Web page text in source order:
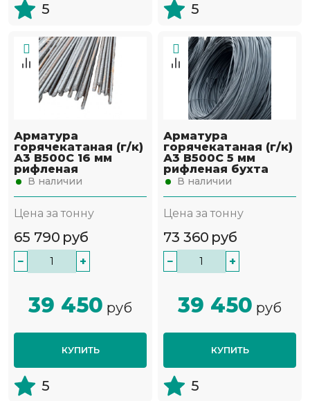
5 5
Арматура
горячекатаная (г/к)
А3 В500С 16 мм
рифленая
В наличии
Цена за тонну
65 790 руб
− +
39 450 руб
КУПИТЬ
5
Арматура
горячекатаная (г/к)
А3 В500С 5 мм
рифленая бухта
В наличии
Цена за тонну
73 360 руб
− +
39 450 руб
КУПИТЬ
5